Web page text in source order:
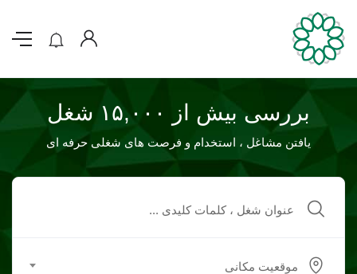
بررسی بیش از ۱۵,۰۰۰ شغل
یافتن مشاغل ، استخدام و فرصت های شغلی حرفه ای
موقعیت مکانی